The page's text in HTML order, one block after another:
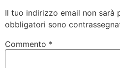
Il tuo indirizzo email non sarà
obbligatori sono
Commento *